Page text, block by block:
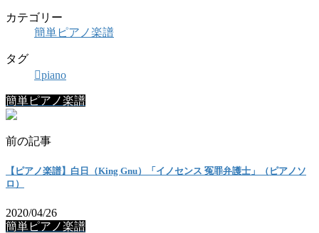
カテゴリー
簡単ピアノ楽譜
タグ
piano
簡単ピアノ楽譜
前の記事
【ピアノ楽譜】白日（King Gnu）「イノセンス 冤罪弁護士」（ピアノソ
ロ）
2020/04/26
簡単ピアノ楽譜